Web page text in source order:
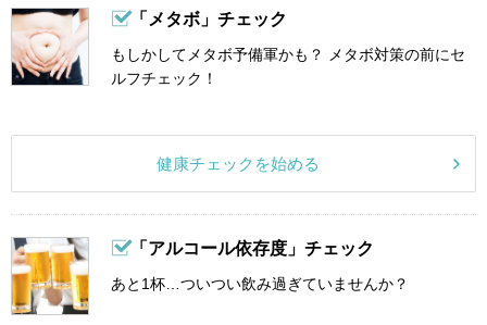
「メタボ」チェック
もしかしてメタボ予備軍かも？ メタボ対策の前にセ
ルフチェック！
健康チェックを始める
「アルコール依存度」チェック
あと1杯…ついつい飲み過ぎていませんか？